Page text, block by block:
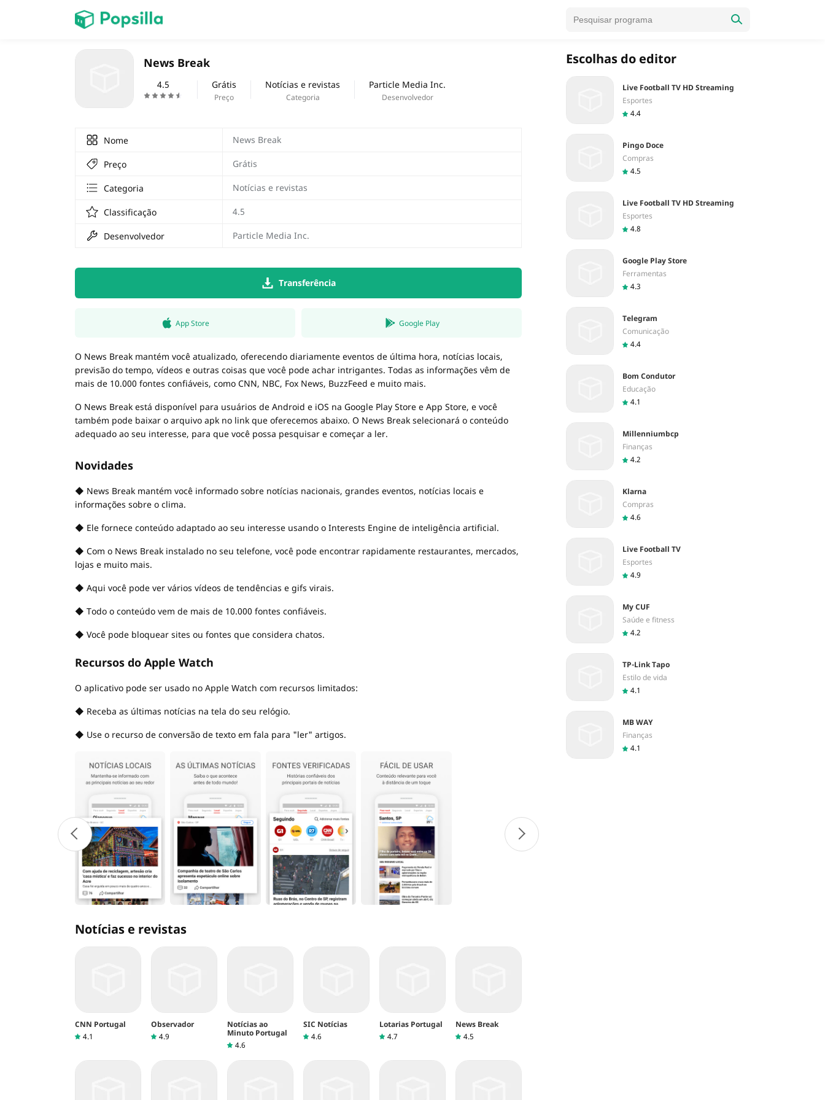
News Break
4.5 Grátis
Preço
Notícias e revistas
Categoria
Particle Media Inc.
Desenvolvedor
Nome News Break
Preço Grátis
Categoria Notícias e revistas
Classificação 4.5
Desenvolvedor Particle Media Inc.
Transferência
App Store Google Play
O News Break mantém você atualizado, oferecendo diariamente eventos de última hora, notícias locais,
previsão do tempo, vídeos e outras coisas que você pode achar intrigantes. Todas as informações vêm de
mais de 10.000 fontes confiáveis, como CNN, NBC, Fox News, BuzzFeed e muito mais.
O News Break está disponível para usuários de Android e iOS na Google Play Store e App Store, e você
também pode baixar o arquivo apk no link que oferecemos abaixo. O News Break selecionará o conteúdo
adequado ao seu interesse, para que você possa pesquisar e começar a ler.
Novidades
◆ News Break mantém você informado sobre notícias nacionais, grandes eventos, notícias locais e
informações sobre o clima.
◆ Ele fornece conteúdo adaptado ao seu interesse usando o Interests Engine de inteligência artificial.
◆ Com o News Break instalado no seu telefone, você pode encontrar rapidamente restaurantes, mercados,
lojas e muito mais.
◆ Aqui você pode ver vários vídeos de tendências e gifs virais.
◆ Todo o conteúdo vem de mais de 10.000 fontes confiáveis.
◆ Você pode bloquear sites ou fontes que considera chatos.
Recursos do Apple Watch
O aplicativo pode ser usado no Apple Watch com recursos limitados:
◆ Receba as últimas notícias na tela do seu relógio.
◆ Use o recurso de conversão de texto em fala para "ler" artigos.
Notícias e revistas
CNN Portugal
4.1
Observador
4.9
Notícias ao
Minuto Portugal
4.6
SIC Notícias
4.6
Lotarias Portugal
4.7
News Break
4.5
Escolhas do editor
Live Football TV HD Streaming
Esportes
4.4
Pingo Doce
Compras
4.5
Live Football TV HD Streaming
Esportes
4.8
Google Play Store
Ferramentas
4.3
Telegram
Comunicação
4.4
Bom Condutor
Educação
4.1
Millenniumbcp
Finanças
4.2
Klarna
Compras
4.6
Live Football TV
Esportes
4.9
My CUF
Saúde e fitness
4.2
TP-Link Tapo
Estilo de vida
4.1
MB WAY
Finanças
4.1